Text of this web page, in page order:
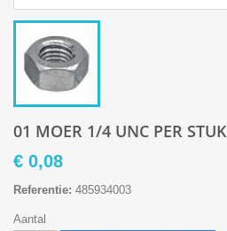
01 MOER 1/4 UNC PER STUK
€ 0,08
Referentie: 485934003
Aantal